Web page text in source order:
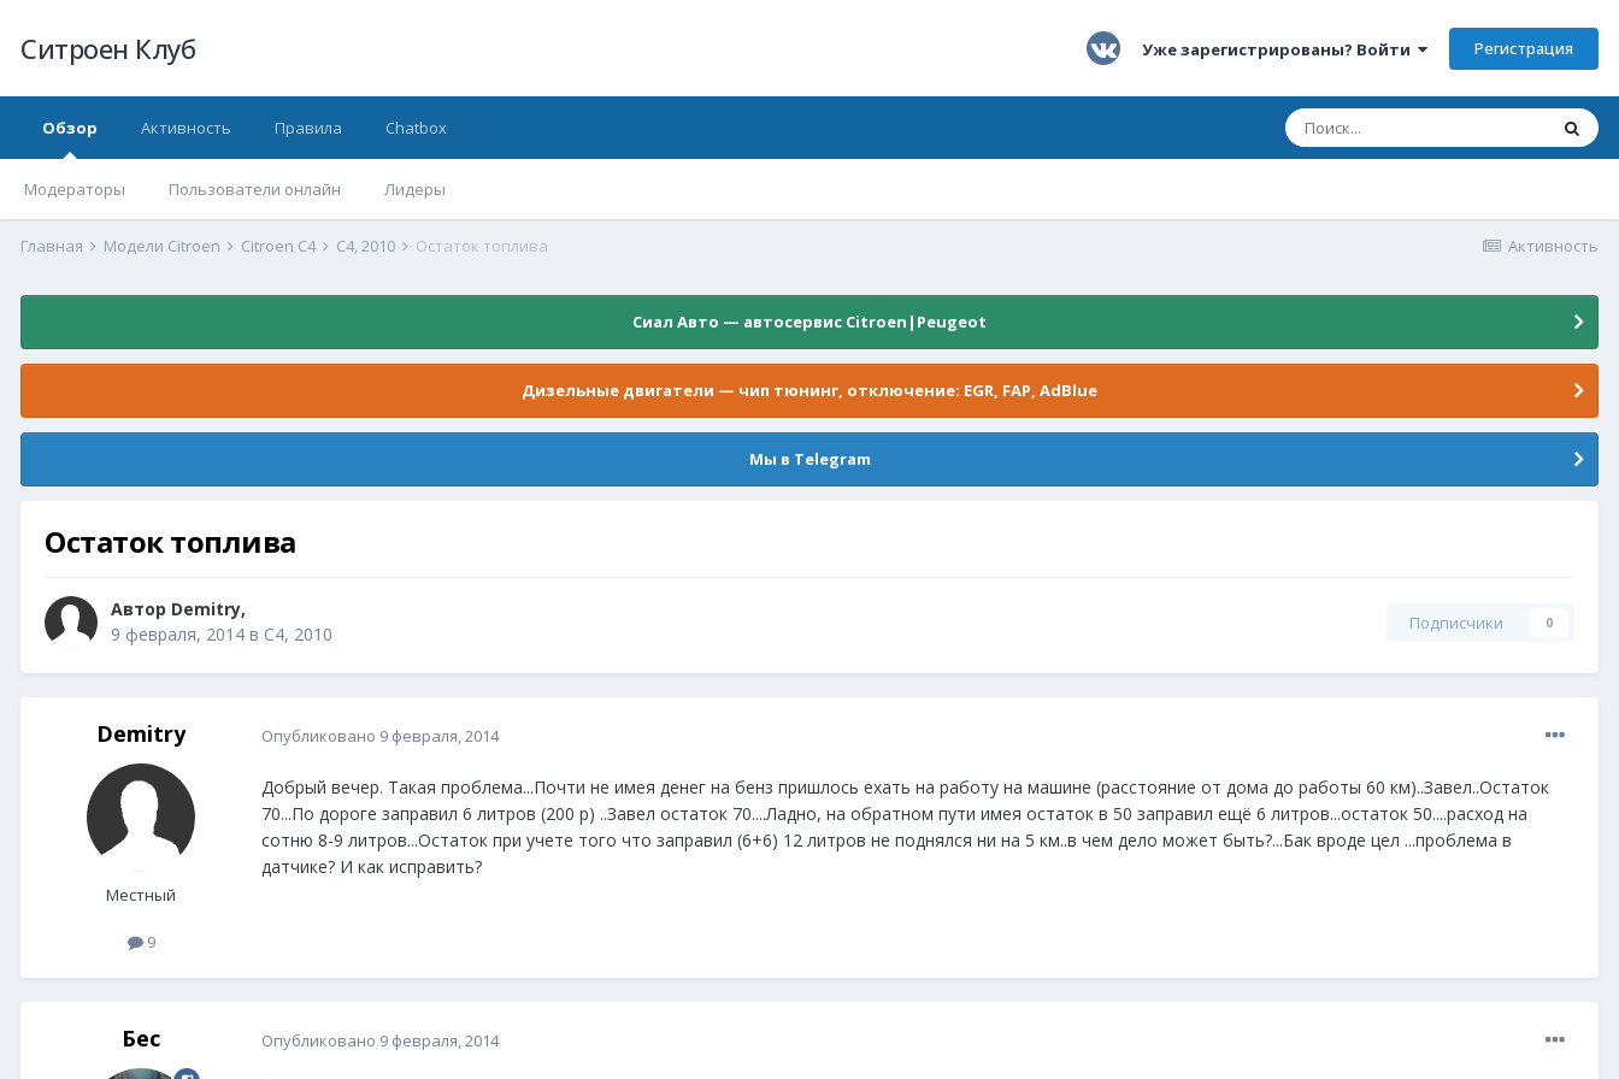
Ситроен Клуб Уже зарегистрированы? Войти Регистрация
Обзор
Модераторы Пользователи онлайн Лидеры
Активность Правила Chatbox
Активность
Главная Модели Citroen Citroen C4 C4, 2010 Остаток топлива
Сиал Авто — автосервис Citroen|Peugeot
Дизельные двигатели — чип тюнинг, отключение: EGR, FAP, AdBlue
Мы в Telegram
Остаток топлива
Автор Demitry,
9 февраля, 2014 в C4, 2010 Подписчики 0
Demitry
Местный
9
Опубликовано 9 февраля, 2014
Добрый вечер. Такая проблема...Почти не имея денег на бенз пришлось ехать на работу на машине (расстояние от дома до работы 60 км)..Завел..Остаток
70...По дороге заправил 6 литров (200 р) ..Завел остаток 70....Ладно, на обратном пути имея остаток в 50 заправил ещё 6 литров...остаток 50....расход на
сотню 8-9 литров...Остаток при учете того что заправил (6+6) 12 литров не поднялся ни на 5 км..в чем дело может быть?...Бак вроде цел ...проблема в
датчике? И как исправить?
Бес Опубликовано 9 февраля, 2014